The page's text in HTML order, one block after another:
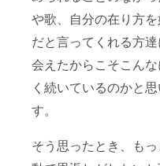
や歌、自分の在り方を
だと言ってくれる方達
会えたからこそこん
く続いているのかと思
す。
そう思ったとき、も